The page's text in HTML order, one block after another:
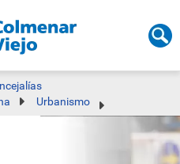
Urbanismo